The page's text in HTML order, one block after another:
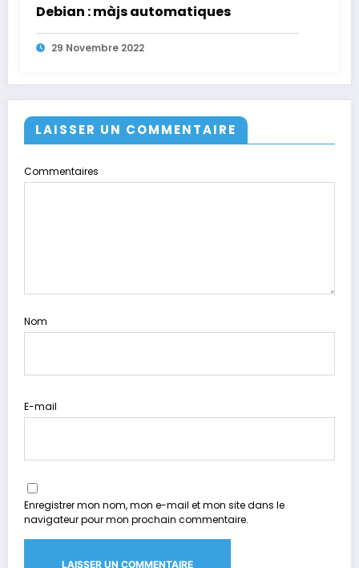
Debian : màjs automatiques
29 Novembre 2022
LAISSER UN COMMENTAIRE
Commentaires
Nom
E-mail
Enregistrer mon nom, mon e-mail et mon site dans le
navigateur pour mon prochain commentaire.